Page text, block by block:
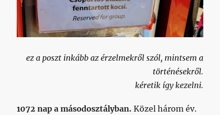
ez a poszt inkább az érzelmekről szól, mintsem a
történésekről.
kéretik így kezelni.
1072 nap a másodosztályban. Közel három év.